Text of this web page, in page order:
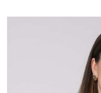
Шкрет Наталья Юрьевна
Врач дерматовенеролог,